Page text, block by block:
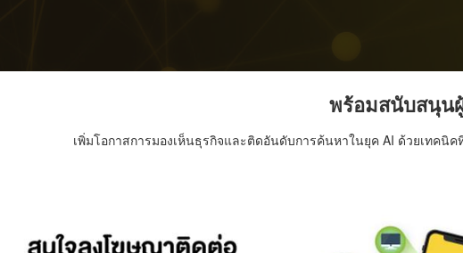
พร้อมสนับสนุน
เพิ่มโอกาสการมองเห็นธุรกิจและติดอันดับการค้นหาในยุค AI ด้วยเทคนิ